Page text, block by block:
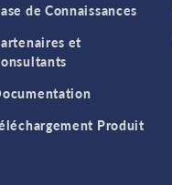
de Connaissances
et
Produit